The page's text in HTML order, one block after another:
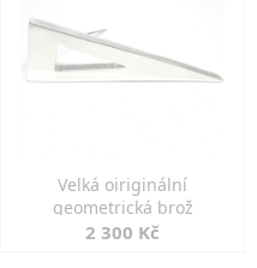
Velká oiriginální
geometrická brož
2 300 Kč